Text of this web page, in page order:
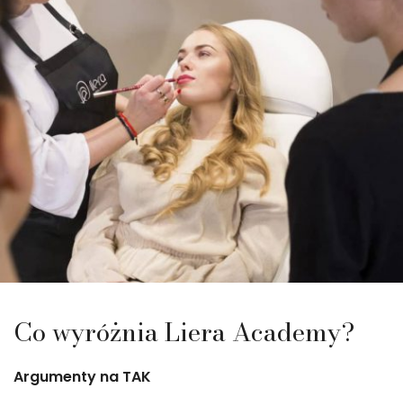
ONE DAY MasterClass
Przejdź
Roczna szkoła
Przejdź
Co wyróżnia Liera Academy?
Argumenty na TAK